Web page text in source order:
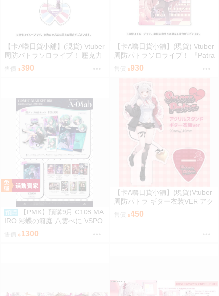
【卡A嚕日貨小舖】(現貨) Vtuber
周防パトラソロライブ！ 壓克力
售價 390
【卡A嚕日貨小舖】(現貨) Vtuber
周防パトラソロライブ！ 『Patra
Suou Sololive kawaii holic shibu
ya”』 B2掛軸
售價 930
預購
【PMK】預購9月 C108 MA
IRO 彩蝶の箱庭 八雲べに VSPO
1300
【卡A嚕日貨小舖】(現貨)Vtuber
周防パトラ ギター衣装VER アク
リルスタンド 壓克力立牌
450